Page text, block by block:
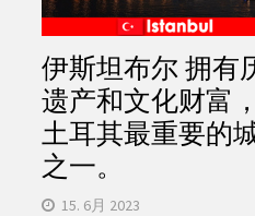
伊斯坦布尔 拥有
遗产和文化财富
土耳其最重要的
之一。
15. 6月 2023